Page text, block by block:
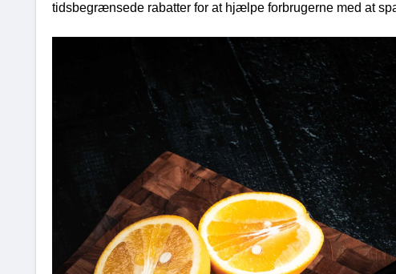
tidsbegrænsede rabatter for at hjælpe forbrugerne med at